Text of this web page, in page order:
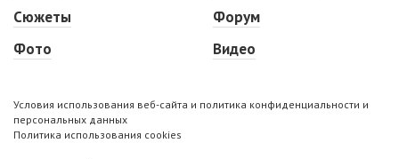
Сюжеты
Фото
Форум
Видео
Условия использования веб-сайта и политика конфиденциальности и
персональных данных
Политика использования cookies